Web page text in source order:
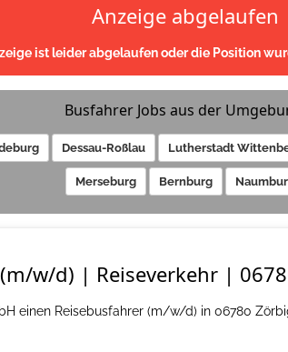
Anzeige abgelaufen
ist leider abgelaufen oder die Position
Busfahrer Jobs aus der
Dessau-Roßlau Lutherstadt
Merseburg Bernburg
w/d) | Reiseverkehr |
einen Reisebusfahrer (m/w/d) in 06780